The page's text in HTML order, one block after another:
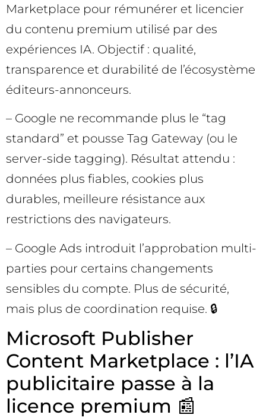
Marketplace pour rémunérer et licencier
du contenu premium utilisé par des
expériences IA. Objectif : qualité,
transparence et durabilité de l’écosystème
éditeurs-annonceurs.
– Google ne recommande plus le “tag
standard” et pousse Tag Gateway (ou le
server-side tagging). Résultat attendu :
données plus fiables, cookies plus
durables, meilleure résistance aux
restrictions des navigateurs.
– Google Ads introduit l’approbation multi-
parties pour certains changements
sensibles du compte. Plus de sécurité,
mais plus de coordination requise. 🔒
Microsoft Publisher
Content Marketplace : l’IA
publicitaire passe à la
licence premium 📰